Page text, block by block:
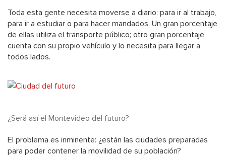
Toda esta gente necesita moverse a diario: para ir al trabajo,
para ir a estudiar o para hacer mandados. Un gran porcentaje
de ellas utiliza el transporte público; otro gran porcentaje
cuenta con su propio vehículo y lo necesita para llegar a
todos lados.
¿Será así el Montevideo del futuro?
El problema es inminente: ¿están las ciudades preparadas
para poder contener la movilidad de su población?